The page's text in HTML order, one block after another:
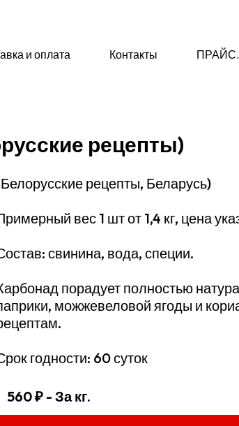
и оплата Контакты
рецепты)
рецепты, Беларусь)
вес 1 шт от 1,4 кг, цена
свинина, вода, специи.
порадует полностью
можжевеловой ягоды и
годности: 60 суток
560 ₽ - За кг.